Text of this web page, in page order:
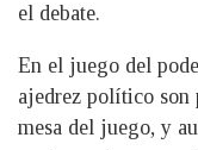
el debate.
En el juego del
ajedrez político son
mesa del juego, y